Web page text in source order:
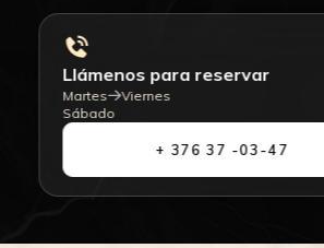
Llámenos para reservar
Martes
Viernes
Sábado
+ 376 37 -03-47